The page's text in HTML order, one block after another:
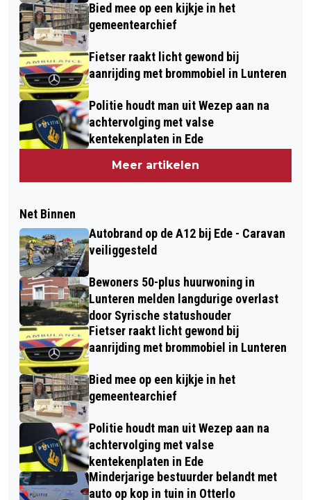
Bied mee op een kijkje in het
gemeentearchief
Fietser raakt licht gewond bij
aanrijding met brommobiel in Lunteren
Politie houdt man uit Wezep aan na
achtervolging met valse
kentekenplaten in Ede
Meer artikelen
Net Binnen
Autobrand op de A12 bij Ede - Caravan
veiliggesteld
Bewoners 50-plus huurwoning in
Lunteren melden langdurige overlast
door Syrische statushouder
Fietser raakt licht gewond bij
aanrijding met brommobiel in Lunteren
Bied mee op een kijkje in het
gemeentearchief
Politie houdt man uit Wezep aan na
achtervolging met valse
kentekenplaten in Ede
Minderjarige bestuurder belandt met
auto op kop in tuin in Otterlo